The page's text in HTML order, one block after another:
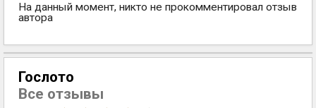
На данный момент, никто не прокомментировал отзыв
автора
Гослото
Все отзывы